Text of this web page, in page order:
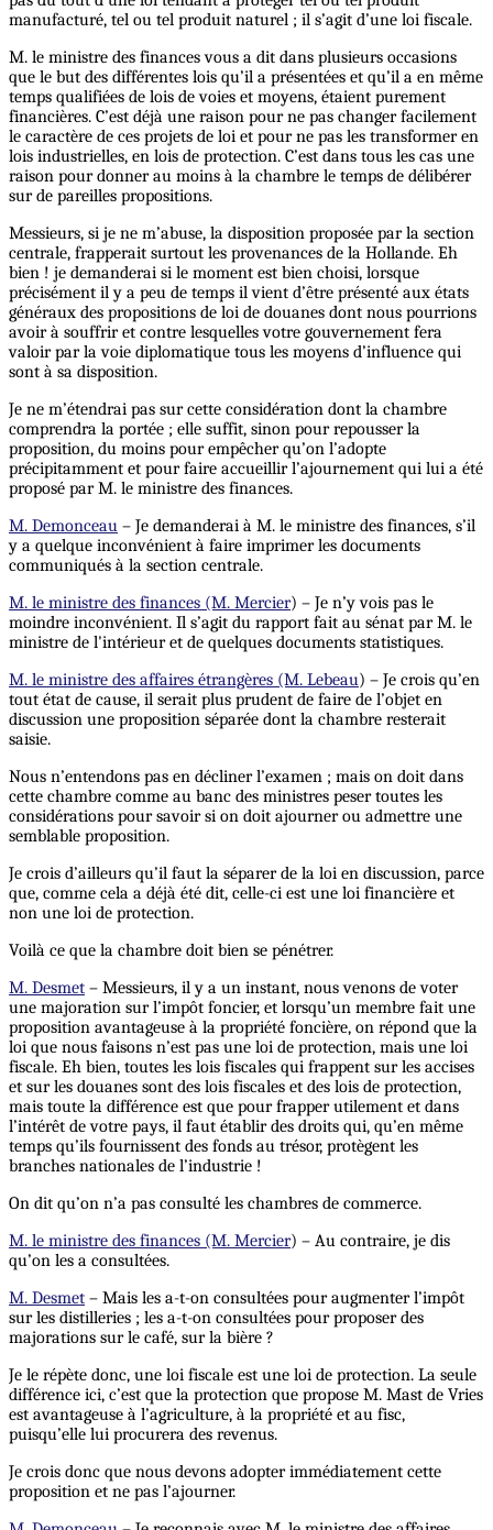
manufacturé, tel ou tel produit naturel ; il s’agit d’une loi fiscale.
M. le ministre des finances vous a dit dans plusieurs occasions
que le but des différentes lois qu’il a présentées et qu’il a en même
temps qualifiées de lois de voies et moyens, étaient purement
financières. C’est déjà une raison pour ne pas changer facilement
le caractère de ces projets de loi et pour ne pas les transformer en
lois industrielles, en lois de protection. C’est dans tous les cas une
raison pour donner au moins à la chambre le temps de délibérer
sur de pareilles propositions.
Messieurs, si je ne m’abuse, la disposition proposée par la section
centrale, frapperait surtout les provenances de la Hollande. Eh
bien ! je demanderai si le moment est bien choisi, lorsque
précisément il y a peu de temps il vient d’être présenté aux états
généraux des propositions de loi de douanes dont nous pourrions
avoir à souffrir et contre lesquelles votre gouvernement fera
valoir par la voie diplomatique tous les moyens d’influence qui
sont à sa disposition.
Je ne m’étendrai pas sur cette considération dont la chambre
comprendra la portée ; elle suffit, sinon pour repousser la
proposition, du moins pour empêcher qu’on l’adopte
précipitamment et pour faire accueillir l’ajournement qui lui a été
proposé par M. le ministre des finances.
M. Demonceau – Je demanderai à M. le ministre des finances, s’il
y a quelque inconvénient à faire imprimer les documents
communiqués à la section centrale.
M. le ministre des finances (M. Mercier) – Je n’y vois pas le
moindre inconvénient. Il s’agit du rapport fait au sénat par M. le
ministre de l'intérieur et de quelques documents statistiques.
M. le ministre des affaires étrangères (M. Lebeau) – Je crois qu’en
tout état de cause, il serait plus prudent de faire de l’objet en
discussion une proposition séparée dont la chambre resterait
saisie.
Nous n’entendons pas en décliner l’examen ; mais on doit dans
cette chambre comme au banc des ministres peser toutes les
considérations pour savoir si on doit ajourner ou admettre une
semblable proposition.
Je crois d’ailleurs qu’il faut la séparer de la loi en discussion, parce
que, comme cela a déjà été dit, celle-ci est une loi financière et
non une loi de protection.
Voilà ce que la chambre doit bien se pénétrer.
M. Desmet – Messieurs, il y a un instant, nous venons de voter
une majoration sur l’impôt foncier, et lorsqu’un membre fait une
proposition avantageuse à la propriété foncière, on répond que la
loi que nous faisons n’est pas une loi de protection, mais une loi
fiscale. Eh bien, toutes les lois fiscales qui frappent sur les accises
et sur les douanes sont des lois fiscales et des lois de protection,
mais toute la différence est que pour frapper utilement et dans
l’intérêt de votre pays, il faut établir des droits qui, qu’en même
temps qu’ils fournissent des fonds au trésor, protègent les
branches nationales de l’industrie !
On dit qu’on n’a pas consulté les chambres de commerce.
M. le ministre des finances (M. Mercier) – Au contraire, je dis
qu’on les a consultées.
M. Desmet – Mais les a-t-on consultées pour augmenter l’impôt
sur les distilleries ; les a-t-on consultées pour proposer des
majorations sur le café, sur la bière ?
Je le répète donc, une loi fiscale est une loi de protection. La seule
différence ici, c’est que la protection que propose M. Mast de Vries
est avantageuse à l’agriculture, à la propriété et au fisc,
puisqu’elle lui procurera des revenus.
Je crois donc que nous devons adopter immédiatement cette
proposition et ne pas l’ajourner.